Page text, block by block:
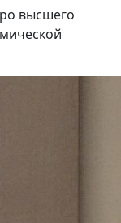
высшего